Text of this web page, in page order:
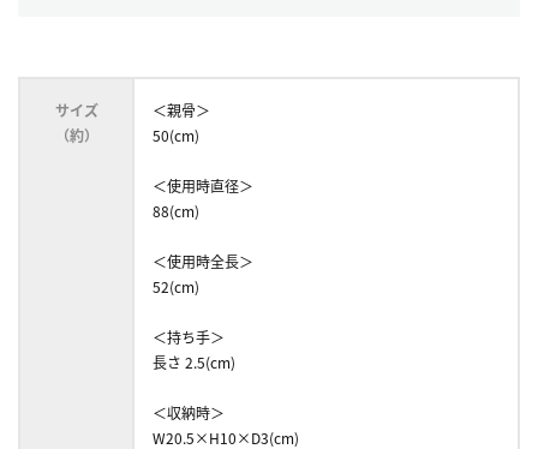
サイズ
（約）
＜親骨＞
50(cm)
＜使用時直径＞
88(cm)
＜使用時全長＞
52(cm)
＜持ち手＞
長さ 2.5(cm)
＜収納時＞
W20.5×H10×D3(cm)